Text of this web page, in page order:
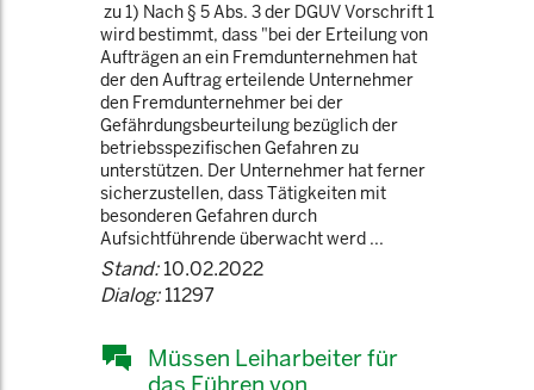
zu 1) Nach § 5 Abs. 3 der DGUV Vorschrift 1
wird bestimmt, dass "bei der Erteilung von
Aufträgen an ein Fremdunternehmen hat
der den Auftrag erteilende Unternehmer
den Fremdunternehmer bei der
Gefährdungsbeurteilung bezüglich der
betriebsspezifischen Gefahren zu
unterstützen. Der Unternehmer hat ferner
sicherzustellen, dass Tätigkeiten mit
besonderen Gefahren durch
Aufsichtführende überwacht werd ...
Stand:10.02.2022
Dialog:11297
Müssen Leiharbeiter für
das Führen von